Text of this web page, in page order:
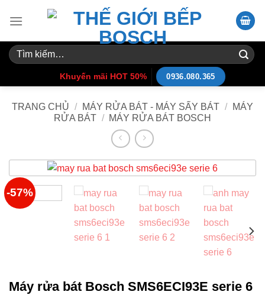
Tìm
kiếm:
Khuyến mãi HOT 50% 0936.080.365
TRANG CHỦ / MÁY RỬA BÁT - MÁY SẤY BÁT /
MÁY
RỬA BÁT / MÁY RỬA BÁT BOSCH
-57%
Máy rửa bát Bosch SMS6ECI93E serie 6